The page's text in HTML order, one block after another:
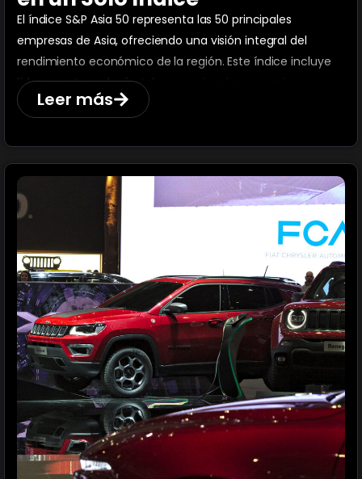
El índice S&P Asia 50 representa las 50 principales
empresas de Asia, ofreciendo una visión integral del
rendimiento económico de la región. Este índice incluye
líderes en tecnología, telecomunicaciones y más.
Leer más